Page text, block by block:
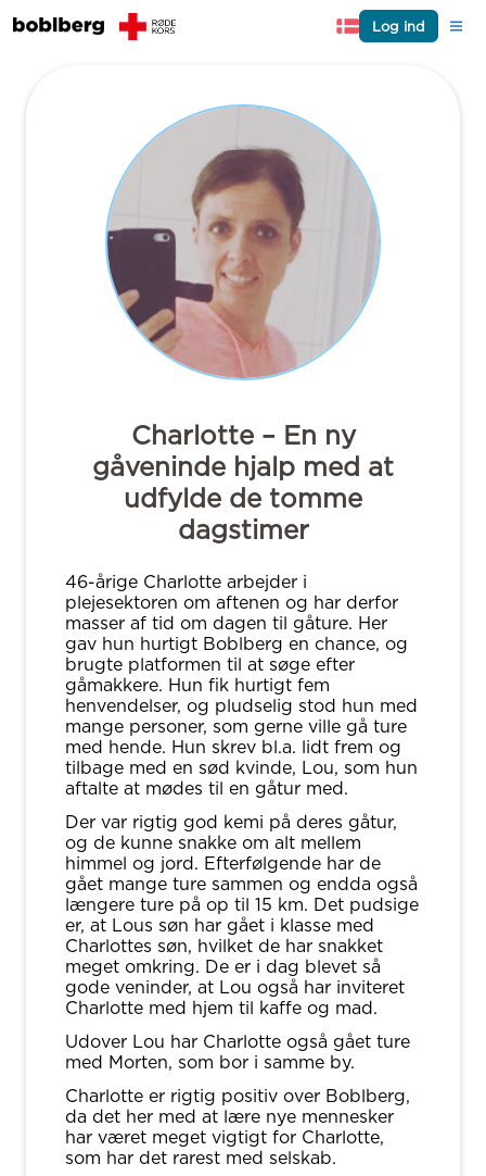
Log ind
Charlotte – En ny
gåveninde hjalp med at
udfylde de tomme
dagstimer
46-årige Charlotte arbejder i
plejesektoren om aftenen og har derfor
masser af tid om dagen til gåture. Her
gav hun hurtigt Boblberg en chance, og
brugte platformen til at søge efter
gåmakkere. Hun fik hurtigt fem
henvendelser, og pludselig stod hun med
mange personer, som gerne ville gå ture
med hende. Hun skrev bl.a. lidt frem og
tilbage med en sød kvinde, Lou, som hun
aftalte at mødes til en gåtur med.
Der var rigtig god kemi på deres gåtur,
og de kunne snakke om alt mellem
himmel og jord. Efterfølgende har de
gået mange ture sammen og endda også
længere ture på op til 15 km. Det pudsige
er, at Lous søn har gået i klasse med
Charlottes søn, hvilket de har snakket
meget omkring. De er i dag blevet så
gode veninder, at Lou også har inviteret
Charlotte med hjem til kaffe og mad.
Udover Lou har Charlotte også gået ture
med Morten, som bor i samme by.
Charlotte er rigtig positiv over Boblberg,
da det her med at lære nye mennesker
har været meget vigtigt for Charlotte,
som har det rarest med selskab.